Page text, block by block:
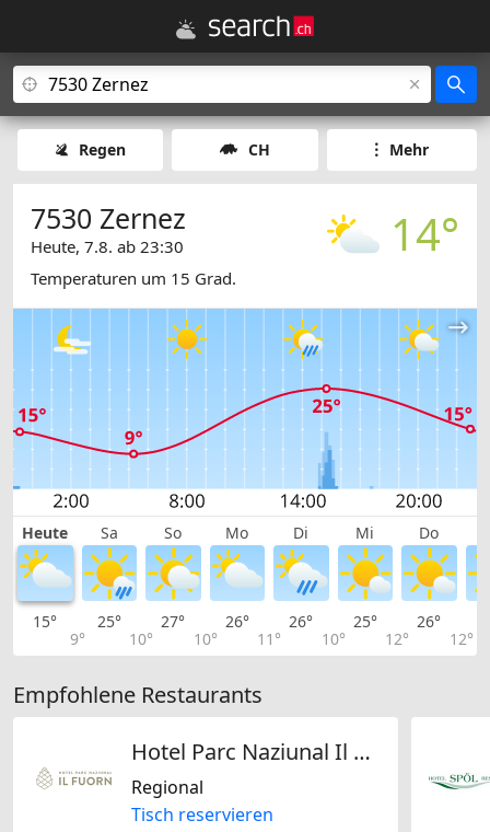
Regen CH Mehr
14°
7530 Zernez
Heute, 7.8. ab 23:30
Temperaturen um 15 Grad.
Heute Sa So Mo Di Mi Do
15°
9°
25°
10°
27°
10°
26°
11°
26°
10°
25°
12°
26°
12°
Empfohlene Restaurants
Hotel Parc Naziunal Il Fuorn
Regional
Tisch reservieren